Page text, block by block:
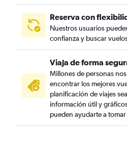
Reserva con
Nuestros usuarios
confianza y buscar
Viaja de forma
Millones de personas
encontrar los mejores
planificación de viajes
información útil y
pueden ayudarte a